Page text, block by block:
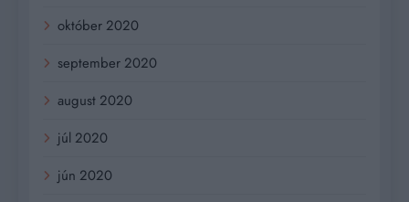
október 2020
september 2020
august 2020
júl 2020
jún 2020